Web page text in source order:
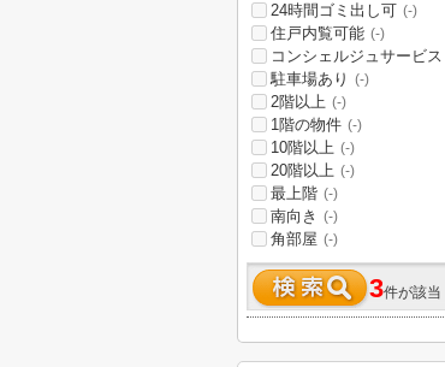
24時間ゴミ出し可 (-)
住戸内覧可能 (-)
コンシェルジュサービス
駐車場あり (-)
2階以上 (-)
1階の物件 (-)
10階以上 (-)
20階以上 (-)
最上階 (-)
南向き (-)
角部屋 (-)
3件が該当